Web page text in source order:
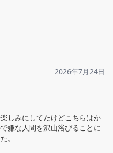
2026年7月24日
しみにしてたけどこちらはか
嫌な人間を沢山浴びることに
。